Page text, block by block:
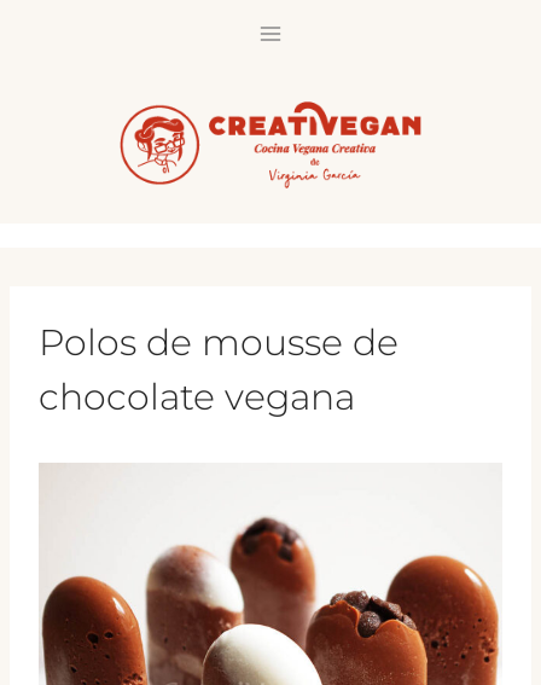
Polos de mousse de
chocolate vegana